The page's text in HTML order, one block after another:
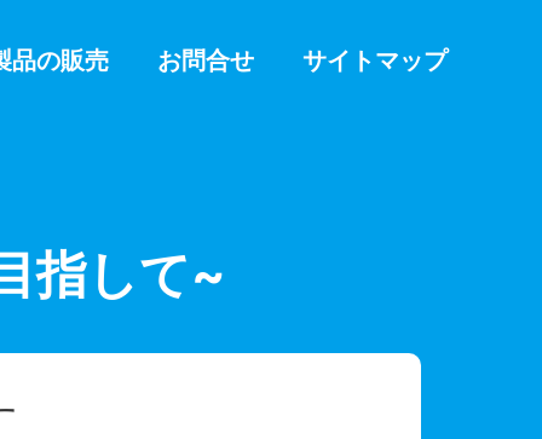
品の販売 お問合せ サイトマップ
指して~